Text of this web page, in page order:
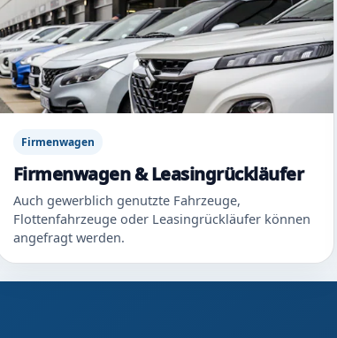
Firmenwagen
Firmenwagen & Leasingrückläufer
Auch gewerblich genutzte Fahrzeuge,
Flottenfahrzeuge oder Leasingrückläufer können
angefragt werden.